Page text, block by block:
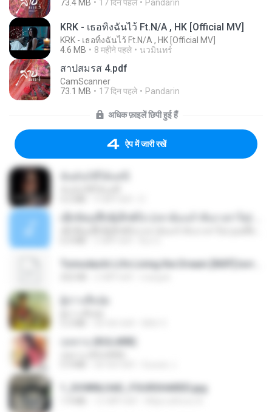
73.4 MB 17 दिन पहले Pandarin
KRK - เธอทิ้งฉันไว้ Ft.N/A , HK [Official MV]
KRK - เธอทิ้งฉันไว้ Ft.N/A , HK [Official MV]
4.6 MB
8 महीने पहले นวมินทร์
สาปสมรส 4.pdf
CamScanner
73.1 MB
17 दिन पहले Pandarin
अधिक फ़ाइलें छिपी हुई हैं
ऐप में जारी रखें
กุหลาบ (KULARB)
1_DOWNLOAD_FOURSHARED.jpg